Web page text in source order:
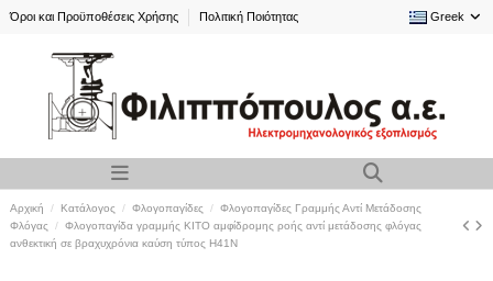
Όροι και Προϋποθέσεις Χρήσης Πολιτική Ποιότητας Greek
Αρχική Κατάλογος Φλογοπαγίδες
Φλογοπαγίδες Γραμμής Αντί Μετάδοσης
Φλόγας
Φλογοπαγίδα γραμμής KITO αμφίδρομης ροής αντί μετάδοσης φλόγας
ανθεκτική σε βραχυχρόνια καύση τύπος H41N